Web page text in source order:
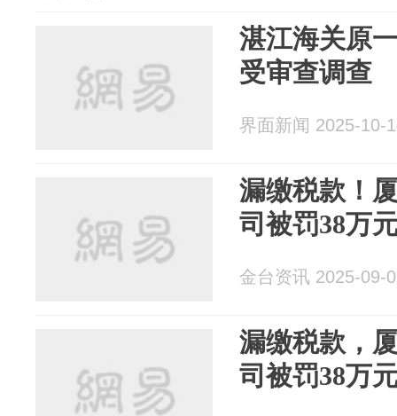
湛江海关原
受审查调查
界面新闻 2025-10-
漏缴税款！
司被罚38万
金台资讯 2025-09-
漏缴税款，
司被罚38万